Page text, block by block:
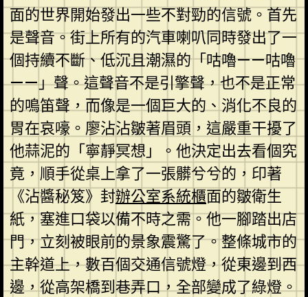
面的世界開始發出一些不對勁的信號。首先
是聲音。街上所有的汽車喇叭同時發出了一
個持續不斷、低沉且潮濕的「咕嚕——咕嚕
——」聲。這聲音不是引擎聲，也不是正常
的鳴笛聲，而像是一個巨大的、消化不良的
胃在哀嚎。廖沾沾皺著眉頭，這嚴重干擾了
他蒜泥的「寧靜冥想」。他決定出去看個究
竟，順手從桌上拿了一張髒兮兮的，印著
《沾醬秘笈》封辦公室系統櫃面的皺衛生
紙，塞進口袋以備不時之需。他一腳踏出店
門，立刻被眼前的景象震驚了。整條城市的
主幹道上，數百個交通信號燈，從東邊到西
邊，從高架橋到巷弄口，全部變成了綠燈。